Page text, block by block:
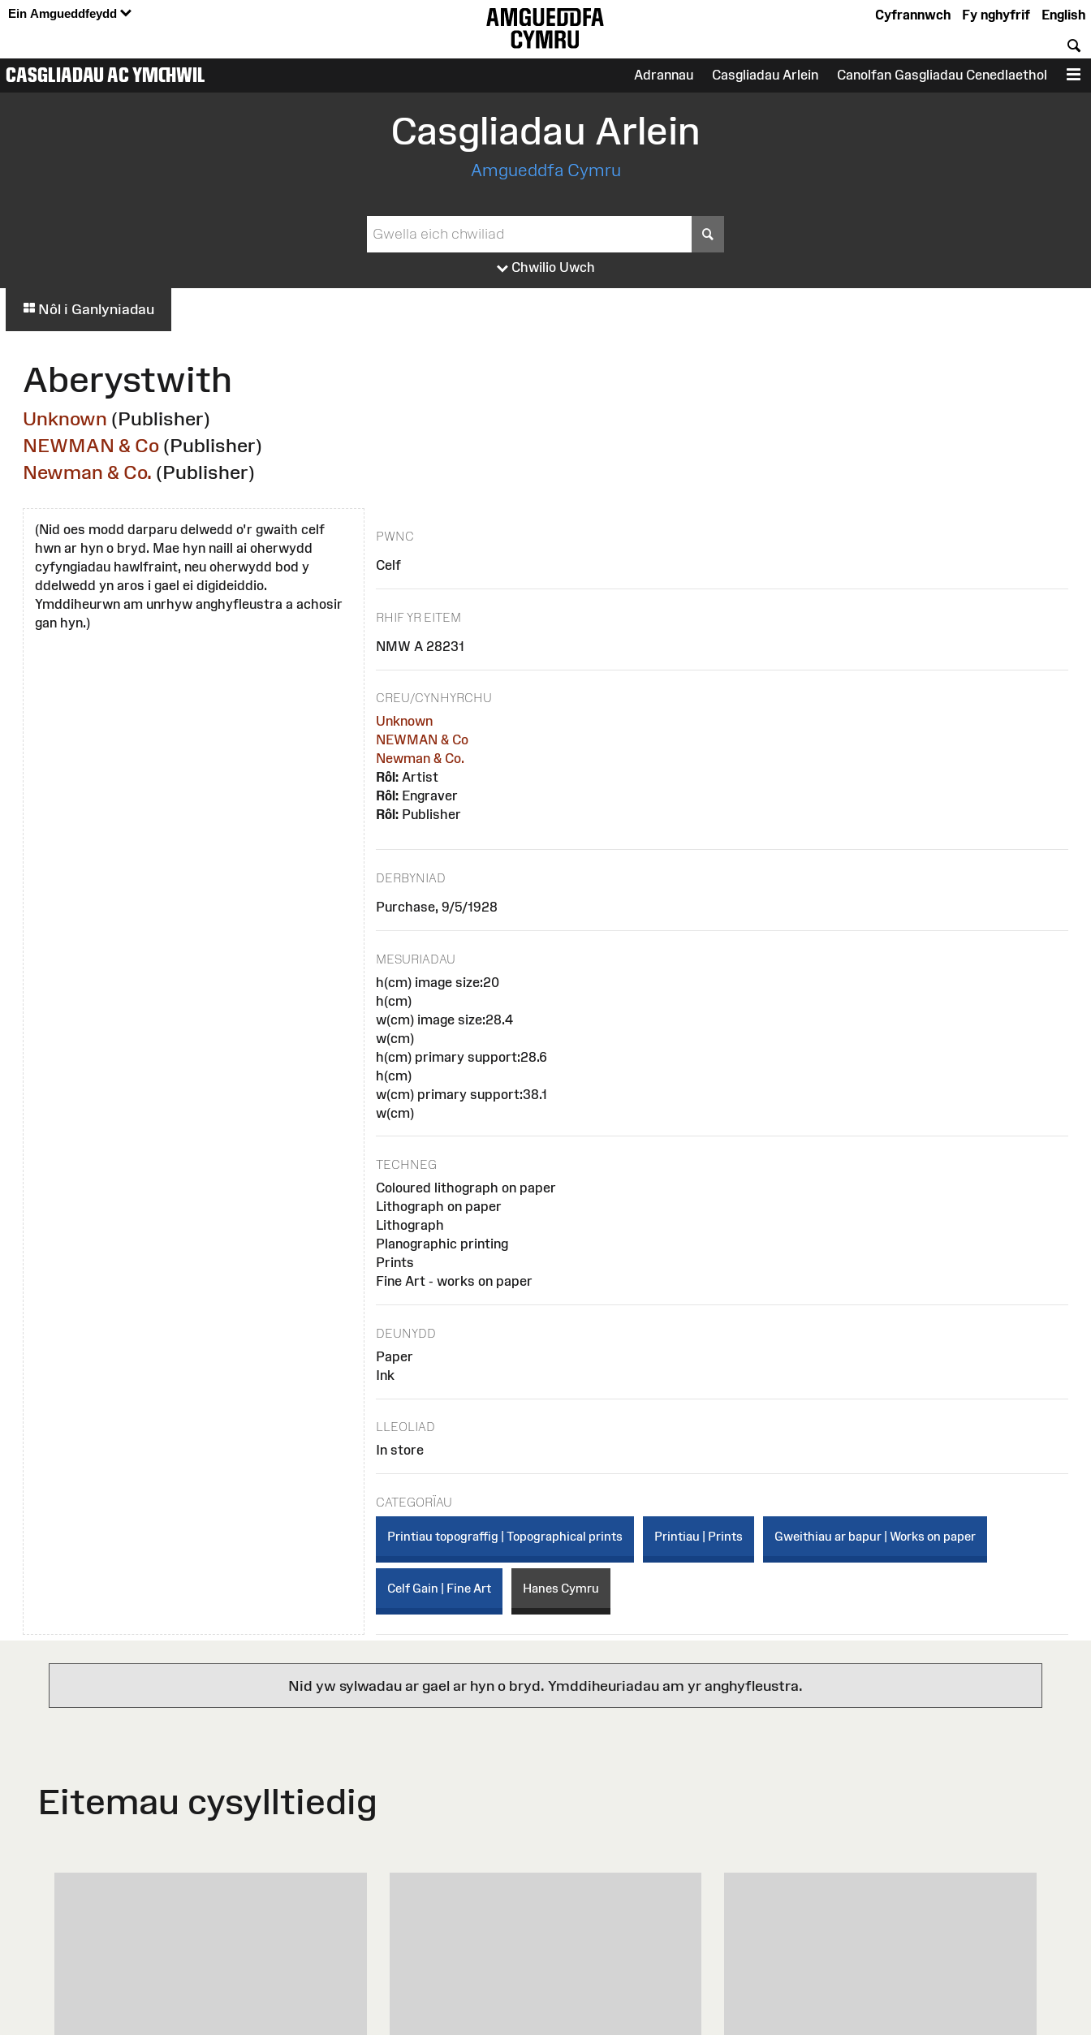
Ein Amgueddfeydd English
Fy nghyfrif
Cyfrannwch
CASGLIADAU AC YMCHWIL Adrannau Casgliadau Arlein Canolfan Gasgliadau Cenedlaethol
Casgliadau Arlein
Amgueddfa Cymru
Chwilio Uwch
Nôl i Ganlyniadau
Aberystwith
Unknown (Publisher)
NEWMAN & Co (Publisher)
Newman & Co. (Publisher)
(Nid oes modd darparu delwedd o'r gwaith celf
hwn ar hyn o bryd. Mae hyn naill ai oherwydd
cyfyngiadau hawlfraint, neu oherwydd bod y
ddelwedd yn aros i gael ei digideiddio.
Ymddiheurwn am unrhyw anghyfleustra a achosir
gan hyn.)
PWNC
Celf
RHIF YR EITEM
NMW A 28231
CREU/CYNHYRCHU
Unknown
NEWMAN & Co
Newman & Co.
Rôl:Artist
Rôl:Engraver
Rôl:Publisher
DERBYNIAD
Purchase, 9/5/1928
MESURIADAU
h(cm) image size:20
h(cm)
w(cm) image size:28.4
w(cm)
h(cm) primary support:28.6
h(cm)
w(cm) primary support:38.1
w(cm)
TECHNEG
Coloured lithograph on paper
Lithograph on paper
Lithograph
Planographic printing
Prints
Fine Art - works on paper
DEUNYDD
Paper
Ink
LLEOLIAD
In store
CATEGORÏAU
Printiau topograffig | Topographical prints Printiau | Prints Gweithiau ar bapur | Works on paper
Celf Gain | Fine Art Hanes Cymru
Nid yw sylwadau ar gael ar hyn o bryd. Ymddiheuriadau am yr anghyfleustra.
Eitemau cysylltiedig